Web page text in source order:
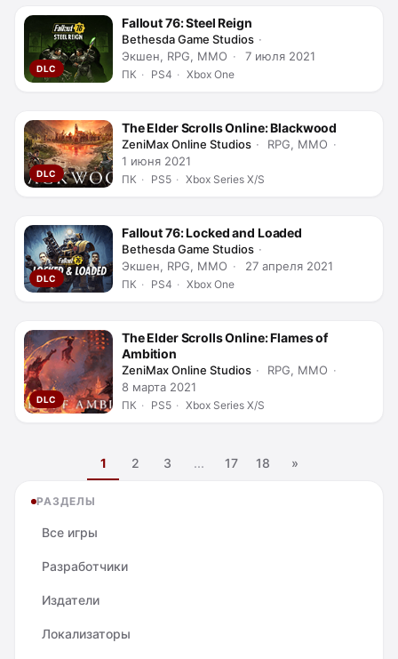
DLC
Fallout 76: Steel Reign
Bethesda Game Studios
Экшен, RPG, MMO
7 июля 2021
ПК PS4 Xbox One
DLC
The Elder Scrolls Online: Blackwood
ZeniMax Online Studios
RPG, MMO
1 июня 2021
ПК PS5 Xbox Series X/S
DLC
Fallout 76: Locked and Loaded
Bethesda Game Studios
Экшен, RPG, MMO
27 апреля 2021
ПК PS4 Xbox One
DLC
The Elder Scrolls Online: Flames of
Ambition
ZeniMax Online Studios
RPG, MMO
8 марта 2021
ПК PS5 Xbox Series X/S
1 2 3 ... 17 18 »
РАЗДЕЛЫ
Все игры
Разработчики
Издатели
Локализаторы